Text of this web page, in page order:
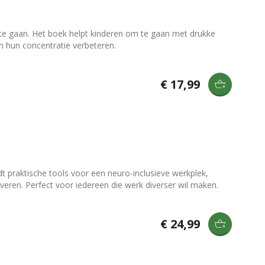
gaan. Het boek helpt kinderen om te gaan met drukke
hun concentratie verbeteren.
€ 17,99
praktische tools voor een neuro-inclusieve werkplek,
Perfect voor iedereen die werk diverser wil maken.
€ 24,99